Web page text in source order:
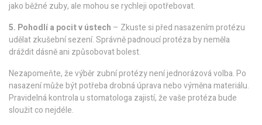
jako běžné zuby, ale mohou se rychleji opotřebovat.
5. Pohodlí a pocit v ústech – Zkuste si před nasazením protézu
udělat zkušební sezení. Správně padnoucí protéza by neměla
dráždit dásně ani způsobovat bolest.
Nezapomeňte, že výběr zubní protézy není jednorázová volba. Po
nasazení může být potřeba drobná úprava nebo výměna materiálu.
Pravidelná kontrola u stomatologa zajistí, že vaše protéza bude
sloužit co nejdéle.